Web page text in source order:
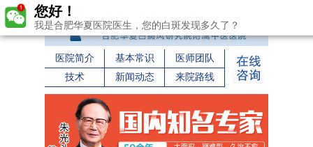
医院简介 基本常识
医师团队
技术
新闻动态 来院路线
您好！
我是合肥华夏医院医生，您的白斑发现多久了？